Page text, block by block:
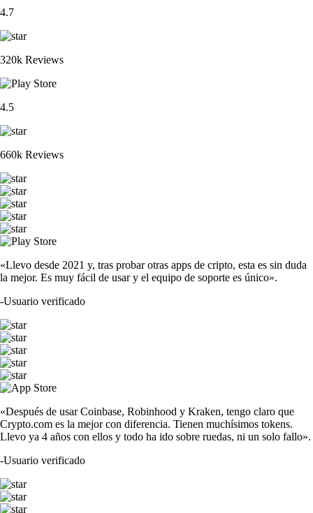
4.7
320k Reviews
4.5
660k Reviews
«Llevo desde 2021 y, tras probar otras apps de cripto, esta es sin duda
la mejor. Es muy fácil de usar y el equipo de soporte es único».
-Usuario verificado
«Después de usar Coinbase, Robinhood y Kraken, tengo claro que
Crypto.com es la mejor con diferencia. Tienen muchísimos tokens.
Llevo ya 4 años con ellos y todo ha ido sobre ruedas, ni un solo fallo».
-Usuario verificado